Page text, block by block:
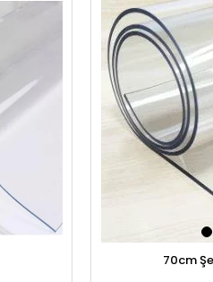
70cm